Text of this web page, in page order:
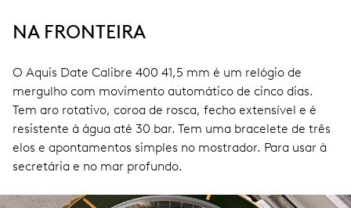
NA FRONTEIRA
O Aquis Date Calibre 400 41,5 mm é um relógio de
mergulho com movimento automático de cinco dias.
Tem aro rotativo, coroa de rosca, fecho extensível e é
resistente à água até 30 bar. Tem uma bracelete de três
elos e apontamentos simples no mostrador. Para usar à
secretária e no mar profundo.